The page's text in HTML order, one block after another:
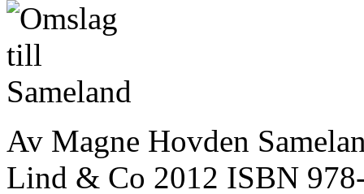
Av Magne Hovden
Lind & Co 2012 ISBN